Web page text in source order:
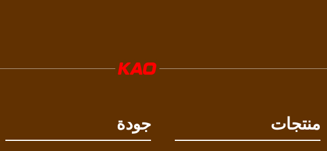
منتجات جودة